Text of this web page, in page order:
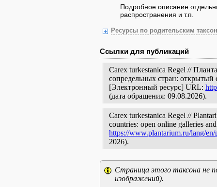
Подробное описание
распространения и т.п.
Ресурсы по родительским
Ссылки для публикаций
Carex turkestanica Regel //
сопредельных стран: открытый
[Электронный ресурс] URL:
(дата обращения: 09.08.2026).
Carex turkestanica Regel //
countries: open online galleries
https://www.plantarium.ru/lang/
2026).
Страница этого таксона не
изображений).